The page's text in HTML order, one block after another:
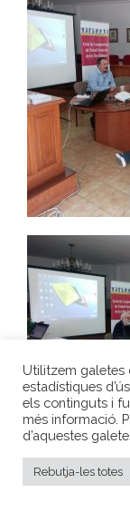
Utilitzem galetes
estadístiques
els continguts i
més informació.
d’aquestes
Rebutja-les totes